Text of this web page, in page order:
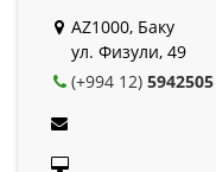
AZ1000, Баку
ул. Физули, 49
(+994 12) 5942505